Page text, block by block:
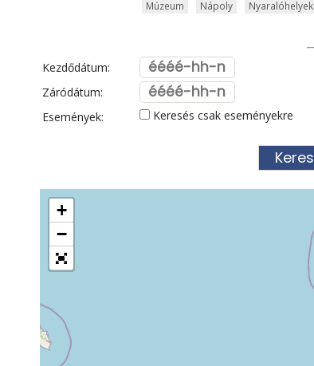
Múzeum Nápoly Nyaralóhelyek
Szicília Sziget
Toszkán tengerpart
Városkalauzok Városok Vatikán
Kezdődátum:
Záródátum:
Események:
Keresés csak eseményekre
+
−